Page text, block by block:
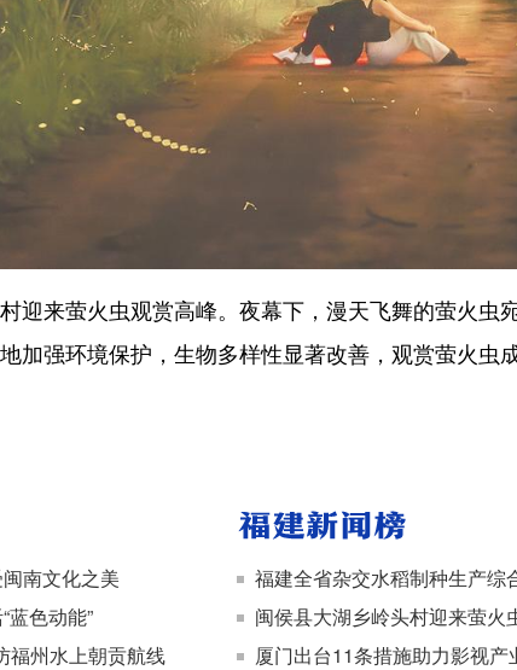
来萤火虫观赏高峰。夜幕下，漫天飞舞的萤火虫
加强环境保护，生物多样性显著改善，观赏萤火虫
南文化之美
蓝色动能”
州水上朝贡航线
福建全省杂交水稻制种生产综
闽侯县大湖乡岭头村迎来萤火
厦门出台11条措施助力影视产